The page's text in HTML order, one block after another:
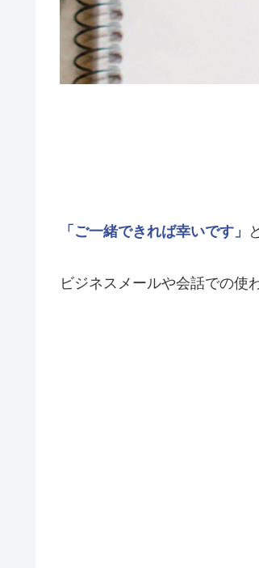
「ご一緒できれば幸いです」
ビジネスメールや会話での使